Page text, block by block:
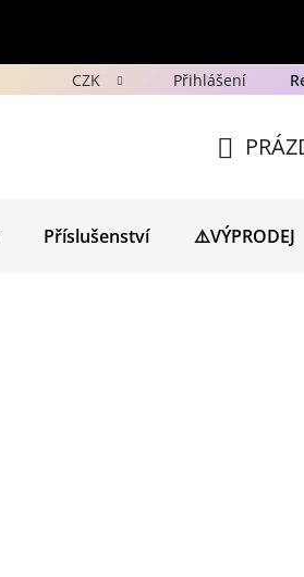
Ochrana osobních údajů GDPR
CZK Přihlášení
KOŠÍK
Příslušenství ⚠️VÝPRODEJ